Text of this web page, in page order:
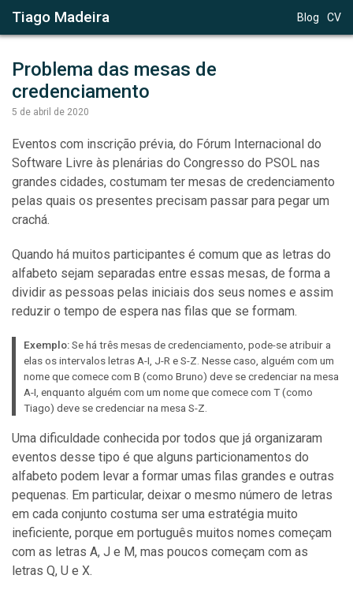
Tiago Madeira Blog CV
Problema das mesas de
credenciamento
5 de abril de 2020
Eventos com inscrição prévia, do Fórum Internacional do
Software Livre às plenárias do Congresso do PSOL nas
grandes cidades, costumam ter mesas de credenciamento
pelas quais os presentes precisam passar para pegar um
crachá.
Quando há muitos participantes é comum que as letras do
alfabeto sejam separadas entre essas mesas, de forma a
dividir as pessoas pelas iniciais dos seus nomes e assim
reduzir o tempo de espera nas filas que se formam.
Exemplo:Se há três mesas de credenciamento, pode-se atribuir a
elas os intervalos letras A-I, J-R e S-Z. Nesse caso, alguém com um
nome que comece com B (como Bruno) deve se credenciar na mesa
A-I, enquanto alguém com um nome que comece com T (como
Tiago) deve se credenciar na mesa S-Z.
Uma dificuldade conhecida por todos que já organizaram
eventos desse tipo é que alguns particionamentos do
alfabeto podem levar a formar umas filas grandes e outras
pequenas. Em particular, deixar o mesmo número de letras
em cada conjunto costuma ser uma estratégia muito
ineficiente, porque em português muitos nomes começam
com as letras A, J e M, mas poucos começam com as
letras Q, U e X.